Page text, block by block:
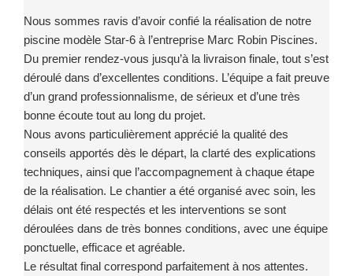
Nous sommes ravis d’avoir confié la réalisation de notre
piscine modèle Star-6 à l’entreprise Marc Robin Piscines.
Du premier rendez-vous jusqu’à la livraison finale, tout s’est
déroulé dans d’excellentes conditions. L’équipe a fait preuve
d’un grand professionnalisme, de sérieux et d’une très
bonne écoute tout au long du projet.
Nous avons particulièrement apprécié la qualité des
conseils apportés dès le départ, la clarté des explications
techniques, ainsi que l’accompagnement à chaque étape
de la réalisation. Le chantier a été organisé avec soin, les
délais ont été respectés et les interventions se sont
déroulées dans de très bonnes conditions, avec une équipe
ponctuelle, efficace et agréable.
Le résultat final correspond parfaitement à nos attentes.